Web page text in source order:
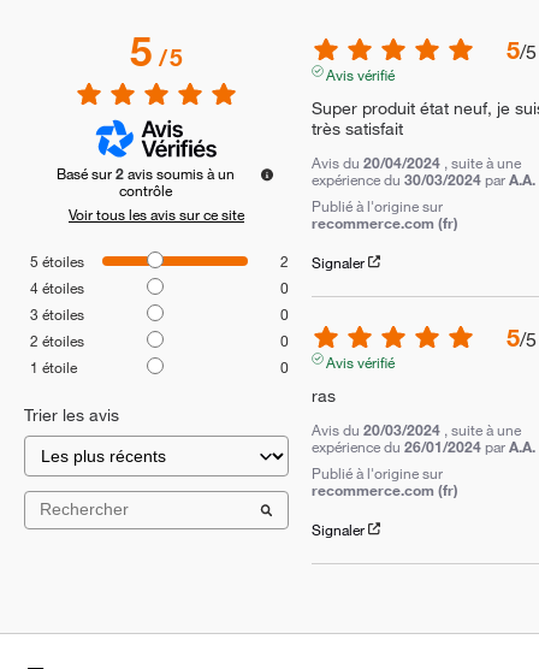
5/5
Basé sur2avis soumis à un
contrôle
Voir tous les avis sur ce site
5 étoiles
2
4étoiles
0
3 étoiles
0
2 étoiles
0
1 étoile 0
Trier les avis
5/5
Avis vérifié
Super produit état neuf, je
très satisfait
Avis du 20/04/2024 , suite à une
expérience du 30/03/2024 parA.A.
Publié à l'origine sur
recommerce.com (fr)
Signaler
5/5
Avis vérifié
ras
Avis du 20/03/2024 , suite à une
expérience du 26/01/2024 parA.A.
Publié à l'origine sur
recommerce.com (fr)
Signaler